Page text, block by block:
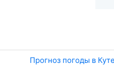
Прогноз погоды в